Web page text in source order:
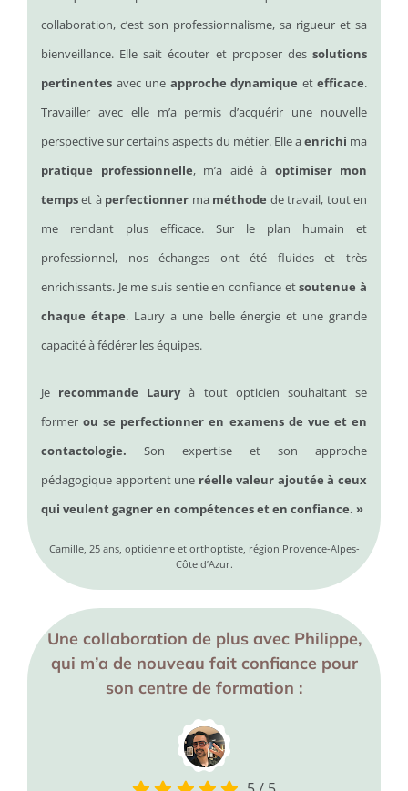
collaboration, c’est son professionnalisme, sa rigueur et sa
bienveillance. Elle sait écouter et proposer des solutions
pertinentes avec une approche dynamique et efficace.
Travailler avec elle m’a permis d’acquérir une nouvelle
perspective sur certains aspects du métier. Elle aenrichi ma
pratique professionnelle, m’a aidé à optimiser mon
tempset à perfectionner ma méthode de travail, tout en
me rendant plus efficace. Sur le plan humain et
professionnel, nos échanges ont été fluides et très
enrichissants. Je me suis sentie en confiance etsoutenue à
chaque étape. Laury a une belle énergie et une grande
capacité à fédérer les équipes.
Je recommande Lauryà tout opticien souhaitant se
formerou se perfectionner en examens de vue et en
contactologie. Son expertise et son approche
pédagogique apportent une réelle valeur ajoutée à ceux
qui veulent gagner en compétences et en confiance. »
Camille, 25 ans, opticienne et orthoptiste, région Provence-Alpes-
Côte d’Azur.
Une collaboration de plus avec Philippe,
qui m’a de nouveau fait confiance pour
son centre de formation :